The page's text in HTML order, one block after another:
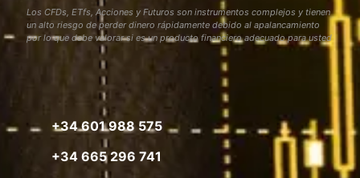
Los CFDs, ETfs, Acciones y Futuros son instrumentos complejos y tienen
un alto riesgo de perder dinero rápidamente debido al apalancamiento
por lo que debe valorar si es un producto financiero adecuado para usted
+34 601 988 575
+34 665 296 741